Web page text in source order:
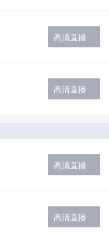
高清直播
高清直播
高清直播
高清直播